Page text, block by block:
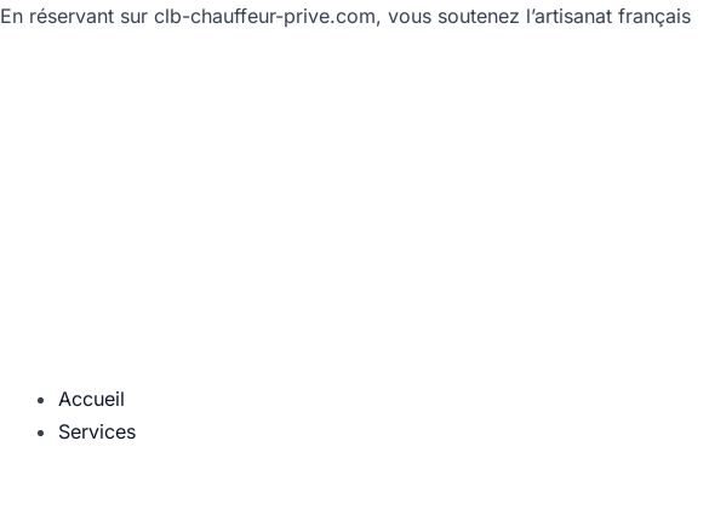
Aller
En réservant sur clb-chauffeur-prive.com, vous soutenez l’artisanat français
Accueil
Services